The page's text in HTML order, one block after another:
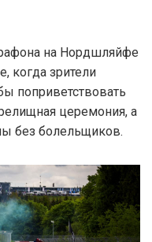
на Нордшляйфе
когда зрители
поприветствовать
церемония, а
без болельщиков.